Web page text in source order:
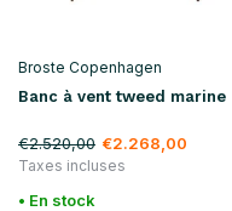
Broste Copenhagen
Banc à vent tweed marine
€2.520,00 €2.268,00
Taxes incluses
• En stock